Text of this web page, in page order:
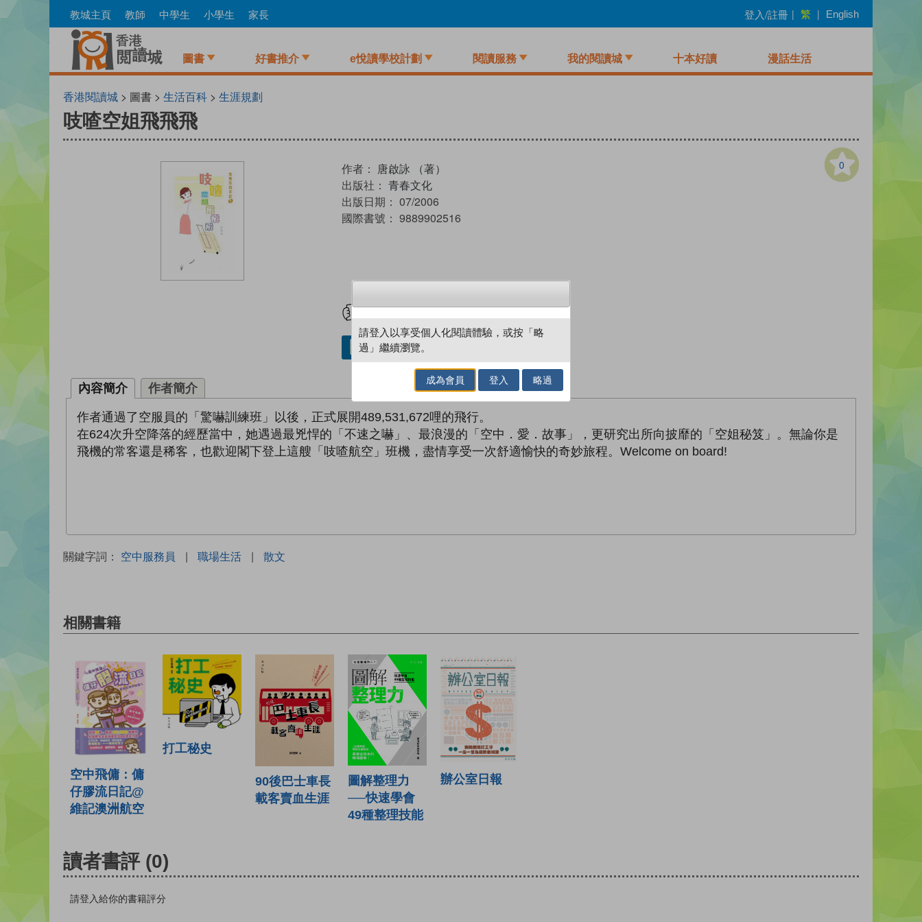
to
教城主頁 教師 中學生 小學生 家長 登入/註冊 | 繁 | English
圖書 好書推介 e悅讀學校計劃 閱讀服務 我的閱讀城 十本好讀 漫話生活
香港閱讀城 > 圖書 > 生活百科 > 生涯規劃
吱喳空姐飛飛飛
0
作者： 唐啟詠 （著）
出版社： 青春文化
出版日期： 07/2006
國際書號： 9889902516
借閱實體書
內容簡介 作者簡介
作者通過了空服員的「驚嚇訓練班」以後，正式展開489,531,672哩的飛行。
在624次升空降落的經歷當中，她遇過最兇悍的「不速之嚇」、最浪漫的「空中．愛．故事」，更研究出所向披靡的「空姐秘笈」。無論你是
飛機的常客還是稀客，也歡迎閣下登上這艘「吱喳航空」班機，盡情享受一次舒適愉快的奇妙旅程。Welcome on board!
關鍵字詞： 空中服務員 | 職場生活 | 散文
相關書籍
空中飛傭：傭
仔膠流日記@
維記澳洲航空
打工秘史
90後巴士車長
載客賣血生涯
圖解整理力
──快速學會
49種整理技能
辦公室日報
讀者書評 (0)
請登入給你的書籍評分
請登入以享受個人化閱讀體驗，或按「略
過」繼續瀏覽。
成為會員 登入 略過